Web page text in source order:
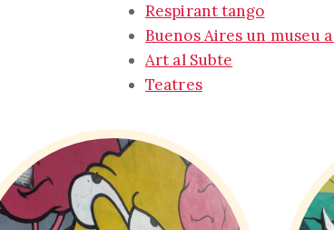
Respirant tango
Buenos Aires un museu
Art al Subte
Teatres